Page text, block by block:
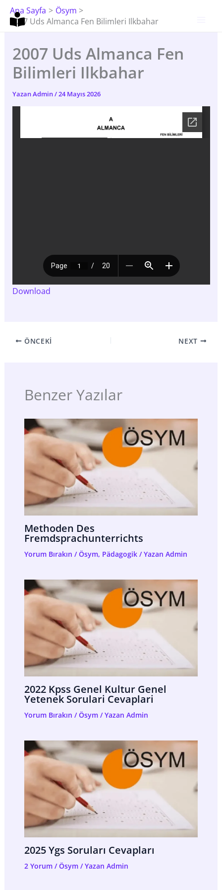
İçeriğe
Atla
Ana Sayfa
Ösym
2007 Uds Almanca Fen Bilimleri Ilkbahar
2007 Uds Almanca Fen
Bilimleri Ilkbahar
YazanAdmin/24 Mayıs 2026
Download
ÖNCEKI NEXT
Benzer Yazılar
Methoden Des
Fremdsprachunterrichts
Yorum Bırakın /Ösym, Pädagogik/ Yazan Admin
2022 Kpss Genel Kultur Genel
Yetenek Sorulari Cevaplari
Yorum Bırakın /Ösym/ Yazan Admin
2025 Ygs Soruları Cevapları
2 Yorum /Ösym/ Yazan Admin